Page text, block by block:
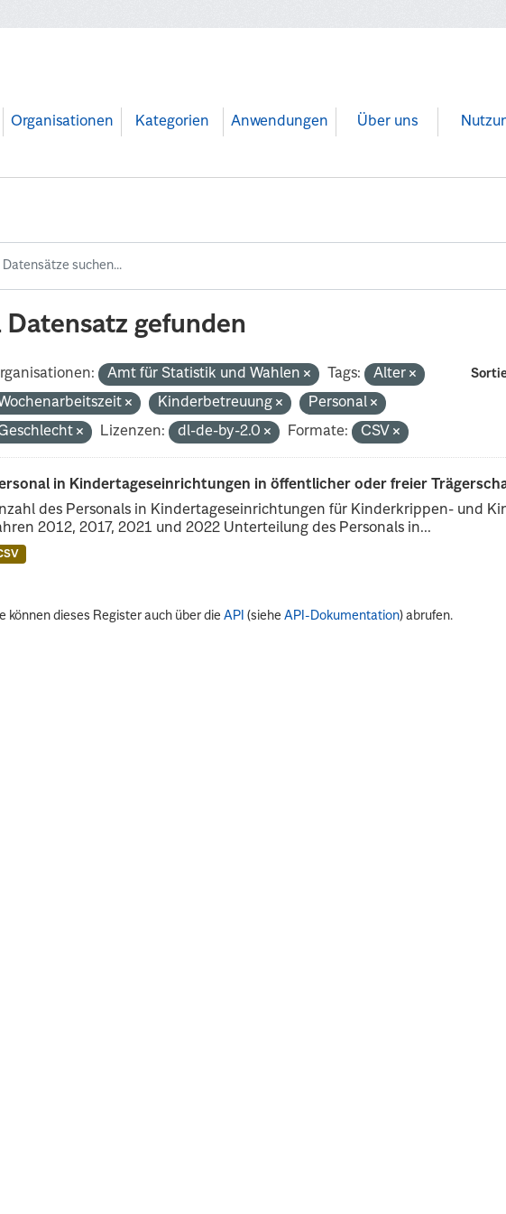
Organisationen Kategorien Anwendungen Über uns
Datensatz gefunden
Amt für Statistik und Wahlen Tags:
Alter
Kinderbetreuung
Personal
Lizenzen: dl-de-by-2.0 Formate: CSV
in Kindertageseinrichtungen in öffentlicher oder freier
des Personals in Kindertageseinrichtungen für Kinderkrippen- und
2012, 2017, 2021 und 2022 Unterteilung des Personals in...
können dieses Register auch über dieAPI (sieheAPI-Dokumentation) abrufen.